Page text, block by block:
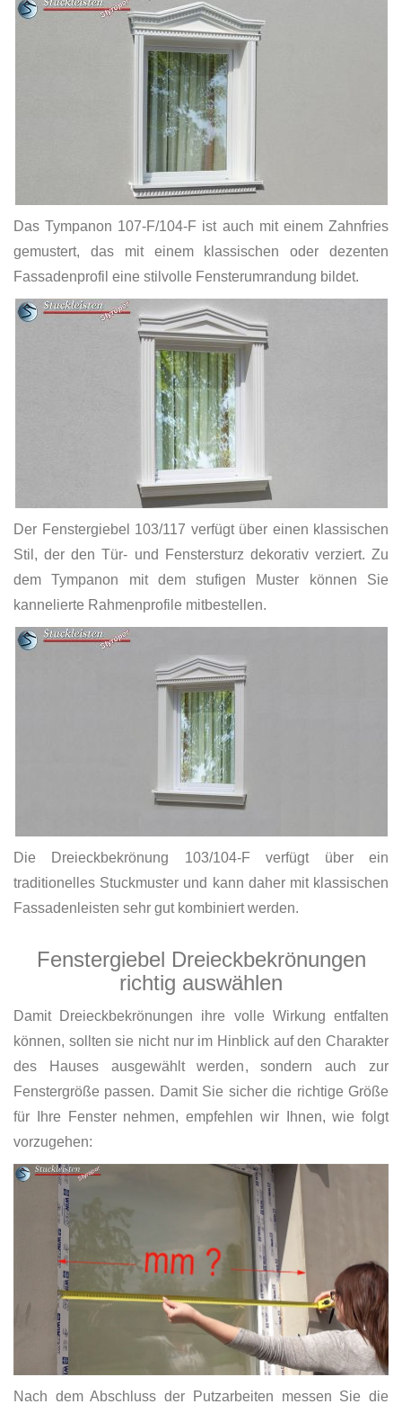
Das Tympanon 107-F/104-F ist auch mit einem Zahnfries
gemustert, das mit einem klassischen oder dezenten
Fassadenprofil eine stilvolle Fensterumrandung bildet.
Der Fenstergiebel 103/117 verfügt über einen klassischen
Stil, der den Tür- und Fenstersturz dekorativ verziert. Zu
dem Tympanon mit dem stufigen Muster können Sie
kannelierte Rahmenprofile mitbestellen.
Die Dreieckbekrönung 103/104-F verfügt über ein
traditionelles Stuckmuster und kann daher mit klassischen
Fassadenleisten sehr gut kombiniert werden.
Fenstergiebel Dreieckbekrönungen
richtig auswählen
Damit Dreieckbekrönungen ihre volle Wirkung entfalten
können, sollten sie nicht nur im Hinblick auf den Charakter
des Hauses ausgewählt werden, sondern auch zur
Fenstergröße passen. Damit Sie sicher die richtige Größe
für Ihre Fenster nehmen, empfehlen wir Ihnen, wie folgt
vorzugehen:
Nach dem Abschluss der Putzarbeiten messen Sie die